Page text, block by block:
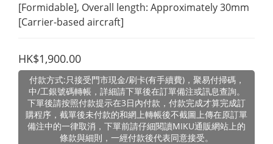
[Formidable], Overall length: Approximately 30mm
[Carrier-based aircraft]
HK$1,900.00
付款方式:只接受門市現金/刷卡(有手續費)，聚易付掃碼，
中/工銀號碼轉帳，詳細請下單後在訂單備注或訊息查詢。
下單後請按照付款提示在3日內付款，付款完成才算完成訂
購程序，截單後未付款的和網上轉帳後不截圖上傳在原訂單
備注中的一律取消，下單前請仔細閱讀MIKU通販網站上的
條款與細則，一經付款後代表同意接受。